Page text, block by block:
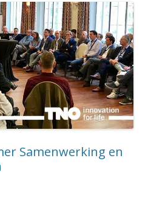
Samenwerking en